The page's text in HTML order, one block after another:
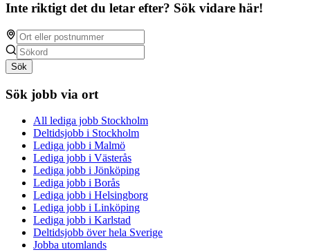
Inte riktigt det du letar efter? Sök vidare här!
Sök
Sök jobb via ort
All lediga jobb Stockholm
Deltidsjobb i Stockholm
Lediga jobb i Malmö
Lediga jobb i Västerås
Lediga jobb i Jönköping
Lediga jobb i Borås
Lediga jobb i Helsingborg
Lediga jobb i Linköping
Lediga jobb i Karlstad
Deltidsjobb över hela Sverige
Jobba utomlands